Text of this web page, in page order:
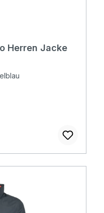
von 5 von 5 Sternen
Herren Jacke